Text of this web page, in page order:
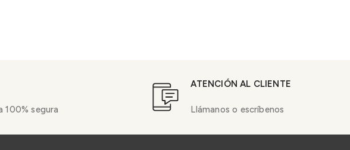
100% segura
ATENCIÓN AL CLIENTE
Llámanos o escríbenos